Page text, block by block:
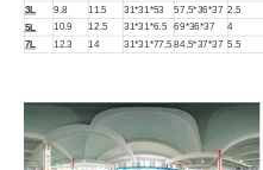
3L 9.8 11.5 31*31*53 57,5*36*37 2.5
5L
10.9 12.5 31*31*6.5 69*36*37
4
7L
12.3 14 31*31*77,5 84,5*37*37 5.5